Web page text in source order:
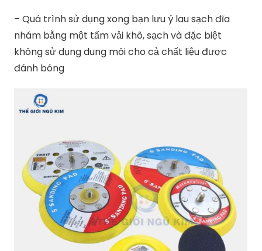
– Quá trình sử dụng xong bạn lưu ý lau sạch đĩa
nhám bằng một tấm vải khô, sạch và đặc biệt
không sử dụng dung môi cho cả chất liệu được
đánh bóng